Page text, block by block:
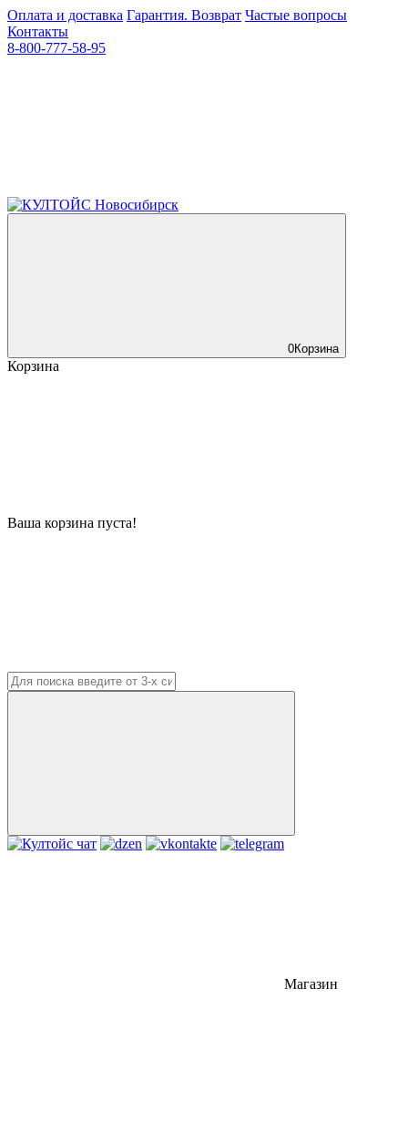
Оплата и доставка Гарантия. Возврат Частые вопросы
Контакты
8-800-777-58-95
0Корзина
Корзина
Ваша корзина пуста!
Магазин